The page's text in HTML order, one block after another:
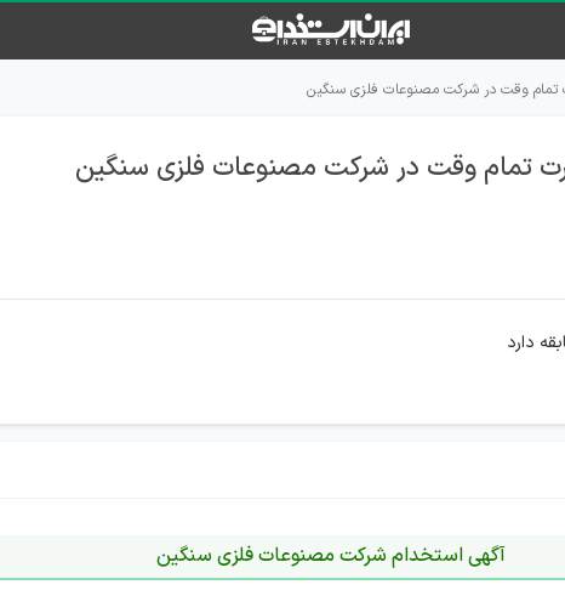
تمام وقت در شرکت مصنوعات فلزی سنگین
تمام وقت در شرکت مصنوعات فلزی سنگین
دارد
آگهی استخدام شرکت مصنوعات فلزی سنگین